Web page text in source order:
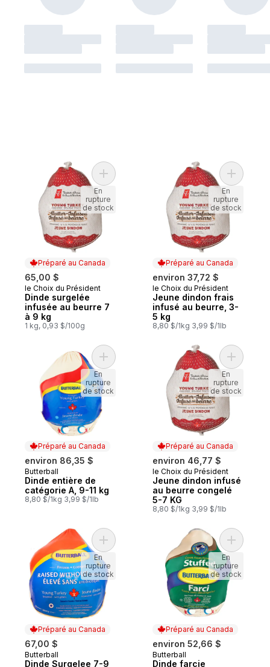
Préparé au Canada
65,00 $
Préparé au Canada
le Choix du Président
Dinde surgelée
infusée au beurre 7
à 9 kg
1 kg, 0,93 $/100g
Ajouter Dinde surgelée infusée au
En
rupture
de stock
Préparé au Canada
environ 37,72 $
Préparé au Canada
le Choix du Président
Jeune dindon frais
infusé au beurre, 3-
5 kg
8,80 $/1kg 3,99 $/1lb
Ajouter
En
rupture
de stock
Préparé au Canada
environ 86,35 $
Préparé au Canada
Butterball
Dinde entière de
catégorie A, 9-11 kg
8,80 $/1kg 3,99 $/1lb
Ajouter Dinde entière de catégorie A, 9-
En
rupture
de stock
Préparé au Canada
environ 46,77 $
Préparé au Canada
le Choix du Président
Jeune dindon infusé
au beurre congelé
5-7 KG
8,80 $/1kg 3,99 $/1lb
Ajouter
En
rupture
de stock
Préparé au Canada
67,00 $
Préparé au Canada
Butterball
Dinde Surgelee 7-9
Ajouter Dinde Surgelee 7-9 Kg au panier
En
rupture
de stock
Préparé au Canada
environ 52,66 $
Préparé au Canada
Butterball
Dinde farcie
Ajouter
En
rupture
de stock